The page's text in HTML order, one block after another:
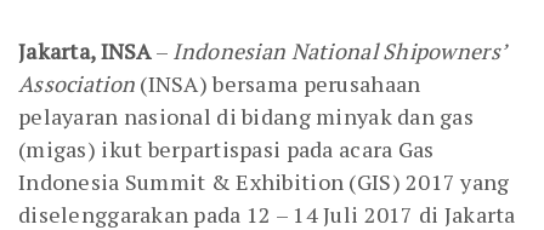
Jakarta, INSA– Indonesian National Shipowners’
Association (INSA) bersama perusahaan
pelayaran nasional di bidang minyak dan gas
(migas) ikut berpartispasi pada acara Gas
Indonesia Summit & Exhibition (GIS) 2017 yang
diselenggarakan pada 12 – 14 Juli 2017 di Jakarta